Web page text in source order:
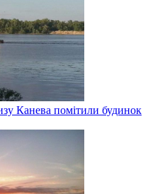
Канева помітили будинок